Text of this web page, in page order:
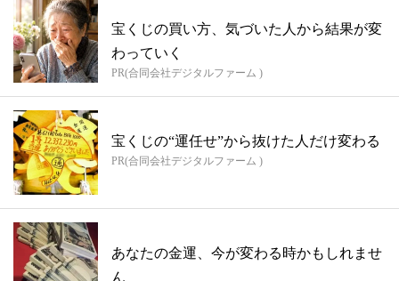
宝くじの買い方、気づいた人から結果が変
わっていく
PR(合同会社デジタルファーム )
宝くじの“運任せ”から抜けた人だけ変わる
PR(合同会社デジタルファーム )
あなたの金運、今が変わる時かもしれませ
ん